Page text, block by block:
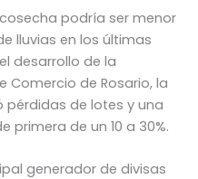
podría ser menor
lluvias en los últimas
desarrollo de la
Comercio de Rosario, la
de lotes y una
primera de un 10 a 30%.
generador de divisas